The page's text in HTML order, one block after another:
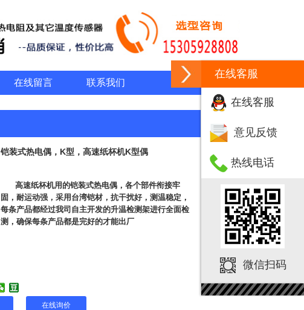
在线客服
在线客服
意见反馈
热线电话
微信扫码
在线留言 联系我们
铠装式热电偶，K型，高速纸杯机K型偶
高速纸杯机用的铠装式热电偶，各个部件衔接牢
固，耐运动强，采用台湾铠材，抗干扰好，测温稳定，
每条产品都经过我司自主开发的升温检测架进行全面检
测，确保每条产品都是完好的才能出厂
在线询价